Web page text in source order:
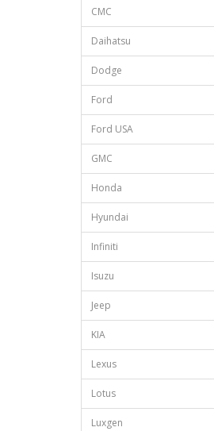
CMC
Daihatsu
Dodge
Ford
Ford USA
GMC
Honda
Hyundai
Infiniti
Isuzu
Jeep
KIA
Lexus
Lotus
Luxgen